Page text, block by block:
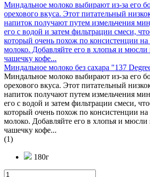
Миндальное молоко выбирают из-за его
орехового вкуса. Этот питательный
напиток получают путем измельчения
его с водой и затем фильтрации смеси,
который очень похож по консистенции
молоко. Добавляйте его в хлопья и мюсли
чашечку кофе...
Миндальное молоко без сахара "137
Миндальное молоко выбирают из-за его
орехового вкуса. Этот питательный
напиток получают путем измельчения
его с водой и затем фильтрации смеси,
который очень похож по консистенции
молоко. Добавляйте его в хлопья и мюсли
чашечку кофе...
(1)
180г